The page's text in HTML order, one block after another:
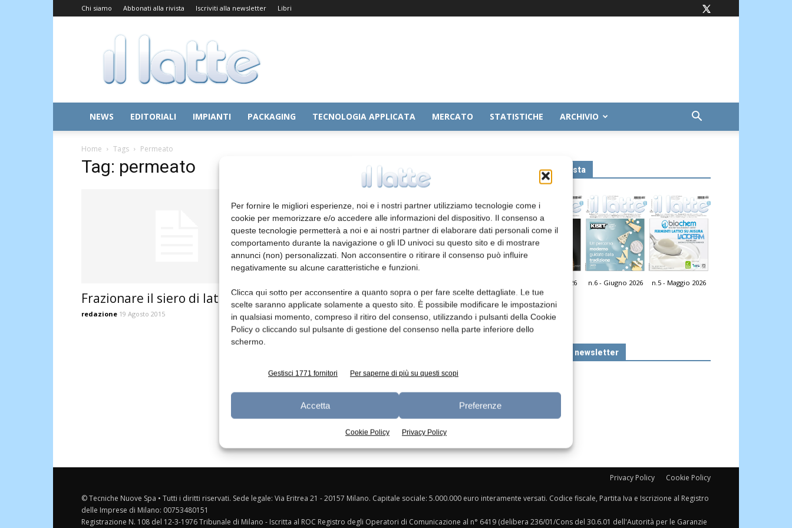
Per fornire le migliori esperienze, noi e i nostri partner utilizziamo tecnologie come i
cookie per memorizzare e/o accedere alle informazioni del dispositivo. Il consenso a
queste tecnologie permetterà a noi e ai nostri partner di elaborare dati personali come il
comportamento durante la navigazione o gli ID univoci su questo sito e di mostrare
annunci (non) personalizzati. Non acconsentire o ritirare il consenso può influire
negativamente su alcune caratteristiche e funzioni.
Clicca qui sotto per acconsentire a quanto sopra o per fare scelte dettagliate. Le tue
scelte saranno applicate solamente a questo sito. È possibile modificare le impostazioni
in qualsiasi momento, compreso il ritiro del consenso, utilizzando i pulsanti della Cookie
Policy o cliccando sul pulsante di gestione del consenso nella parte inferiore dello
schermo.
Gestisci 1771 fornitori Per saperne di più su questi scopi
Accetta Preferenze
Cookie Policy Privacy Policy
Chi siamo Abbonati alla rivista Iscriviti alla newsletter Libri
Il
Latte
NEWS EDITORIALI IMPIANTI PACKAGING TECNOLOGIA APPLICATA MERCATO STATISTICHE ARCHIVIO
Home Tags Permeato
Tag: permeato
Frazionare il siero di latte
redazione 19 Agosto 2015
Leggi la rivista
n.7 - Luglio 2026 n.6 - Giugno 2026 n.5 - Maggio 2026
Edicola Web
Iscriviti alla newsletter
Privacy Policy Cookie Policy
© Tecniche Nuove Spa • Tutti i diritti riservati. Sede legale: Via Eritrea 21 - 20157 Milano. Capitale sociale: 5.000.000 euro interamente versati. Codice fiscale, Partita Iva e Iscrizione al Registro
delle Imprese di Milano: 00753480151
Registrazione N. 108 del 12-3-1976 Tribunale di Milano - Iscritta al ROC Registro degli Operatori di Comunicazione al n° 6419 (delibera 236/01/Cons del 30.6.01 dell'Autorità per le Garanzie